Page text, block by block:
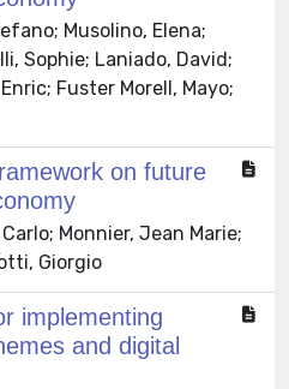
Musolino, Elena;
Sophie; Laniado, David;
Fuster Morell, Mayo;
on future
Monnier, Jean Marie;
Giorgio
implementing
and digital